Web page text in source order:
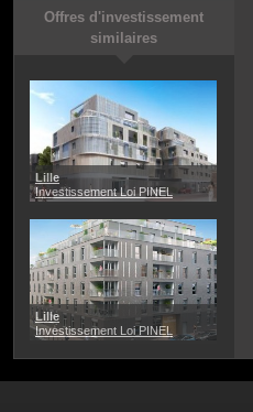
Offres d'investissement
similaires
Lille
Investissement Loi PINEL
Lille
Investissement Loi PINEL